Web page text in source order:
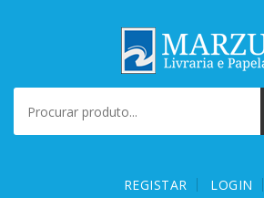
REGISTAR LOGIN